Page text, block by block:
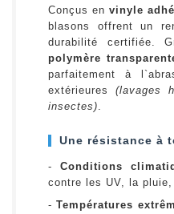
Conçus en vinyle
blasons offrent un
durabilité certifiée.
polymère
parfaitement à
extérieures (lavages
insectes).
Une résistance à
- Conditions
contre les UV, la
-Températures